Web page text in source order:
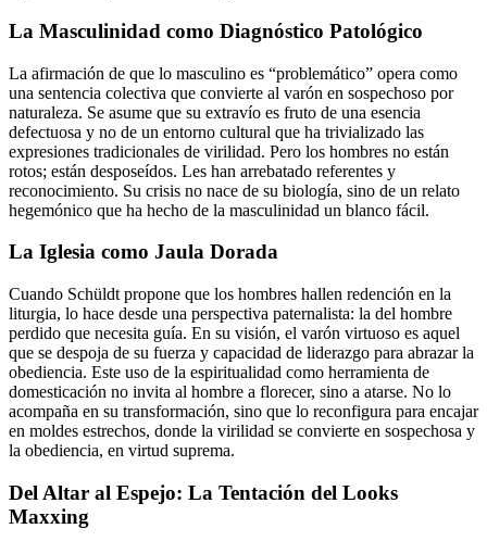
La Masculinidad como Diagnóstico Patológico
La afirmación de que lo masculino es “problemático” opera como
una sentencia colectiva que convierte al varón en sospechoso por
naturaleza. Se asume que su extravío es fruto de una esencia
defectuosa y no de un entorno cultural que ha trivializado las
expresiones tradicionales de virilidad. Pero los hombres no están
rotos; están desposeídos. Les han arrebatado referentes y
reconocimiento. Su crisis no nace de su biología, sino de un relato
hegemónico que ha hecho de la masculinidad un blanco fácil.
La Iglesia como Jaula Dorada
Cuando Schüldt propone que los hombres hallen redención en la
liturgia, lo hace desde una perspectiva paternalista: la del hombre
perdido que necesita guía. En su visión, el varón virtuoso es aquel
que se despoja de su fuerza y capacidad de liderazgo para abrazar la
obediencia. Este uso de la espiritualidad como herramienta de
domesticación no invita al hombre a florecer, sino a atarse. No lo
acompaña en su transformación, sino que lo reconfigura para encajar
en moldes estrechos, donde la virilidad se convierte en sospechosa y
la obediencia, en virtud suprema.
Del Altar al Espejo: La Tentación del Looks
Maxxing